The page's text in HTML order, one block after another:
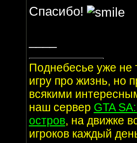
Спасибо!
Поднебесье уже не
игру про жизнь, но
всякими
наш сервер GTA
остров, на движке
игроков каждый